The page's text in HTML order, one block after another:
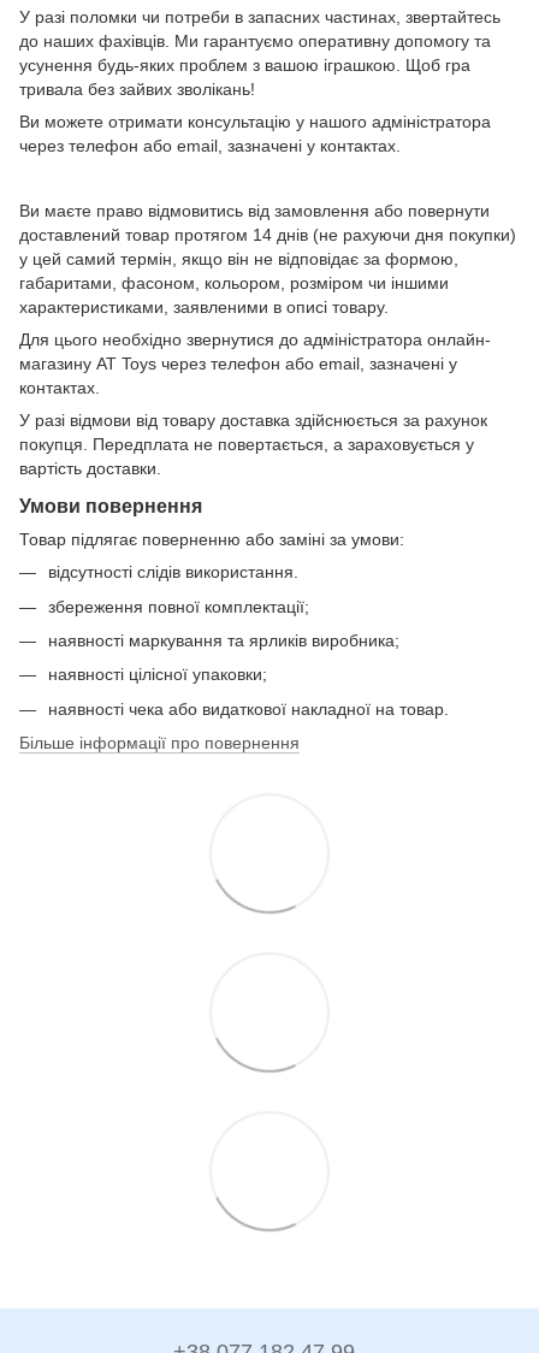
У разі поломки чи потреби в запасних частинах, звертайтесь
до наших фахівців. Ми гарантуємо оперативну допомогу та
усунення будь-яких проблем з вашою іграшкою. Щоб гра
тривала без зайвих зволікань!
Ви можете отримати консультацію у нашого адміністратора
через телефон або email, зазначені у контактах.
Ви маєте право відмовитись від замовлення або повернути
доставлений товар протягом 14 днів (не рахуючи дня покупки)
у цей самий термін, якщо він не відповідає за формою,
габаритами, фасоном, кольором, розміром чи іншими
характеристиками, заявленими в описі товару.
Для цього необхідно звернутися до адміністратора онлайн-
магазину AT Toys через телефон або email, зазначені у
контактах.
У разі відмови від товару доставка здійснюється за рахунок
покупця. Передплата не повертається, а зараховується у
вартість доставки.
Умови повернення
Товар підлягає поверненню або заміні за умови:
відсутності слідів використання.
збереження повної комплектації;
наявності маркування та ярликів виробника;
наявності цілісної упаковки;
наявності чека або видаткової накладної на товар.
Більше інформації про повернення